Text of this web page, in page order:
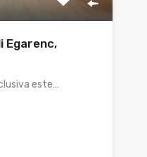
Egarenc,
este…